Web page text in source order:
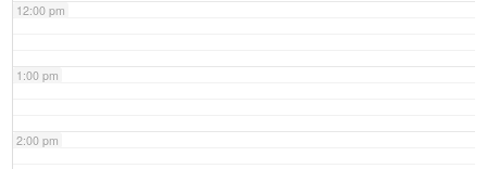
12:00 pm
1:00 pm
2:00 pm